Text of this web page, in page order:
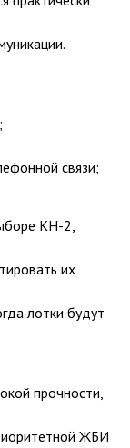
связи;
КН-2,
их
лотки будут
прочности,
ЖБИ